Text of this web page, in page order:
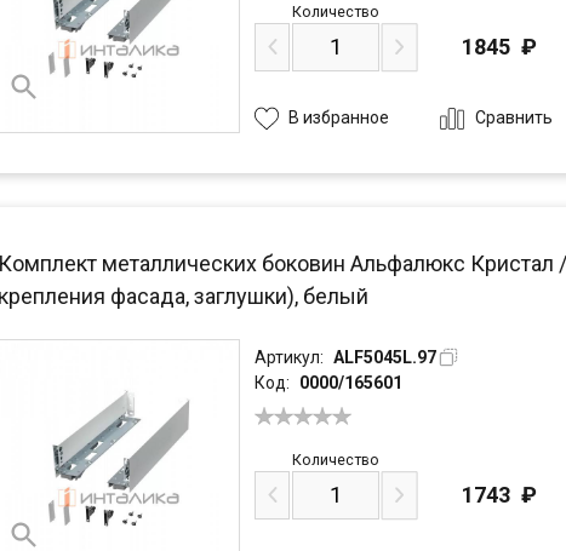
Количество
1845 ₽
В избранное Сравнить
Комплект металлических боковин Альфалюкс Кристал
крепления фасада, заглушки), белый
Артикул: ALF5045L.97
Код:
0000/165601
Количество
1743 ₽